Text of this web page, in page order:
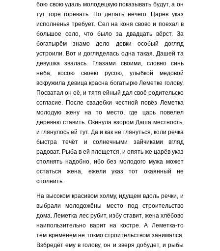
бою свою удаль молодецкую показывать будут, а он
тут горе горевать. Но делать нечего. Царёв указ
исполненья требует. Сел на коня свово и поехал в
большое село, что было за двадцать вёрст. За
богатырём знамо дело девки особый догляд
устроили. Вот и догляделась одна такая. Дашей та
девушка звалась. Глазами своими, словно синь
неба, косою своею русою, улыбкой медовой
вскружила девица красна богатырю Леметке голову.
Посватал он её, и тятя ейный дал своё родительско
согласие. После свадебки честной повёз Леметка
молодую жену на то место, где царь повелел
деревню ставить. Окинула взором Даша местность,
и глянулось ей тут. Да и как не глянуться, коли речка
быстра течёт и солнечными зайчиками вгляд
радоват. Рыба в ей плещется, и опять же царёв указ
сполнять надобно, ибо без молодого мужа может
остаться жена, ежели указ тот окаянный не
сполнить.
На высоком красивом холму, идущем вдоль речки, и
выбрали молодожёны место под строительство
дома. Леметка лес рубит, избу ставит, жена хлёбово
наипользительно варит на костре. А Леметка-то
тем временем не токмо строительством занимался.
Взбредёт ему в голову, он и зверя добудет, и рыбы